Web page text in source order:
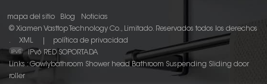
mapa del sitio Blog
Noticias
© Xiamen Vasttop Technology Co., Limitado. Reservados todos los derechos
.
XML
política de privacidad
IPv6 RED SOPORTADA
Links :Gowlybathroom Shower head Bathroom Suspending Sliding door
roller